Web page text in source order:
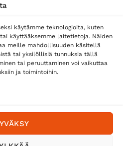
käytämme teknologioita, kuten
käyttääksemme laitetietoja. Näiden
meille mahdollisuuden käsitellä
tai yksilöllisiä tunnuksia tällä
tai peruuttaminen voi vaikuttaa
ja toimintoihin.